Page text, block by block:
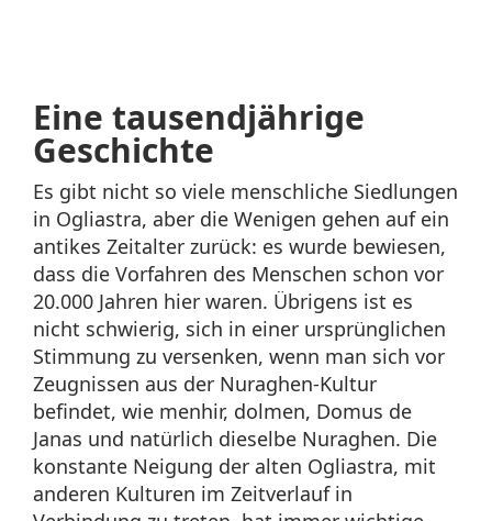
Eine tausendjährige
Geschichte
Es gibt nicht so viele menschliche Siedlungen
in Ogliastra, aber die Wenigen gehen auf ein
antikes Zeitalter zurück: es wurde bewiesen,
dass die Vorfahren des Menschen schon vor
20.000 Jahren hier waren. Übrigens ist es
nicht schwierig, sich in einer ursprünglichen
Stimmung zu versenken, wenn man sich vor
Zeugnissen aus der Nuraghen-Kultur
befindet, wie menhir, dolmen, Domus de
Janas und natürlich dieselbe Nuraghen. Die
konstante Neigung der alten Ogliastra, mit
anderen Kulturen im Zeitverlauf in